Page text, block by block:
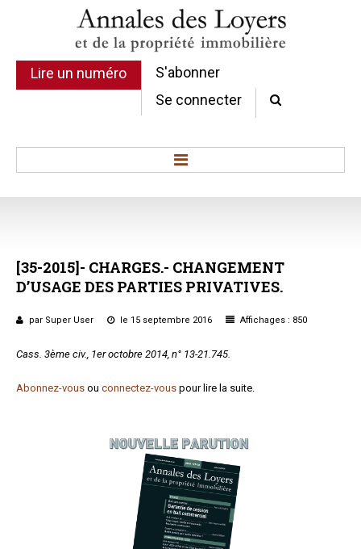
Lire un numéro
S'abonner
Se connecter
Sommaires
Chroniques
Etudes de texte
Conclusions et Rapports
Formez-vous !
[35-2015]- CHARGES.- CHANGEMENT
D’USAGE DES PARTIES PRIVATIVES.
par Super User le 15 septembre 2016 Affichages : 850
Cass. 3ème civ., 1eroctobre 2014, n° 13-21.745.
Abonnez-vous ou connectez-vous pour lire la suite.